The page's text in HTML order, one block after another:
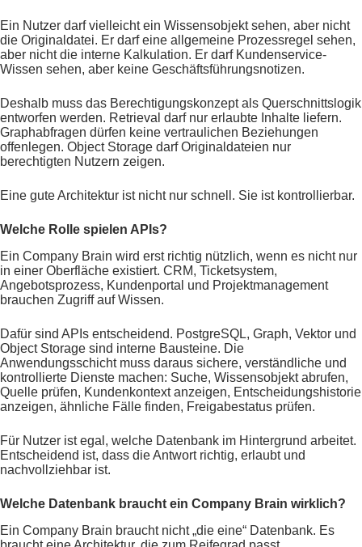
Ein Nutzer darf vielleicht ein Wissensobjekt sehen, aber nicht
die Originaldatei. Er darf eine allgemeine Prozessregel sehen,
aber nicht die interne Kalkulation. Er darf Kundenservice-
Wissen sehen, aber keine Geschäftsführungsnotizen.
Deshalb muss das Berechtigungskonzept als Querschnittslogik
entworfen werden. Retrieval darf nur erlaubte Inhalte liefern.
Graphabfragen dürfen keine vertraulichen Beziehungen
offenlegen. Object Storage darf Originaldateien nur
berechtigten Nutzern zeigen.
Eine gute Architektur ist nicht nur schnell. Sie ist kontrollierbar.
Welche Rolle spielen APIs?
Ein Company Brain wird erst richtig nützlich, wenn es nicht nur
in einer Oberfläche existiert. CRM, Ticketsystem,
Angebotsprozess, Kundenportal und Projektmanagement
brauchen Zugriff auf Wissen.
Dafür sind APIs entscheidend. PostgreSQL, Graph, Vektor und
Object Storage sind interne Bausteine. Die
Anwendungsschicht muss daraus sichere, verständliche und
kontrollierte Dienste machen: Suche, Wissensobjekt abrufen,
Quelle prüfen, Kundenkontext anzeigen, Entscheidungshistorie
anzeigen, ähnliche Fälle finden, Freigabestatus prüfen.
Für Nutzer ist egal, welche Datenbank im Hintergrund arbeitet.
Entscheidend ist, dass die Antwort richtig, erlaubt und
nachvollziehbar ist.
Welche Datenbank braucht ein Company Brain wirklich?
Ein Company Brain braucht nicht „die eine“ Datenbank. Es